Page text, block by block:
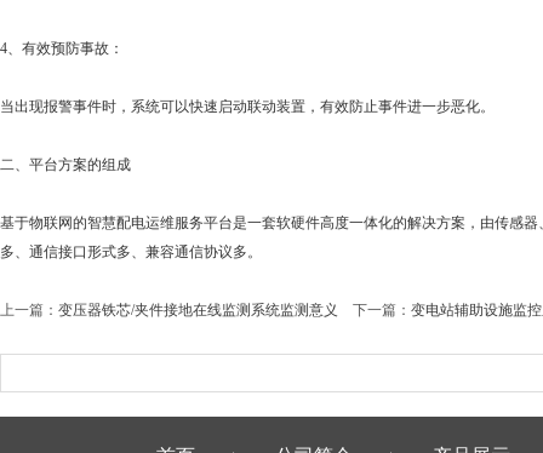
4、有效预防事故：
当出现报警事件时，系统可以快速启动联动装置，有效防止事件进一步恶化。
二、平台方案的组成
基于物联网的智慧配电运维服务平台是一套软硬件高度一体化的解决方案，由传感
多、通信接口形式多、兼容通信协议多。
上一篇： 变压器铁芯/夹件接地在线监测系统监测意义 下一篇： 变电站辅助设施监